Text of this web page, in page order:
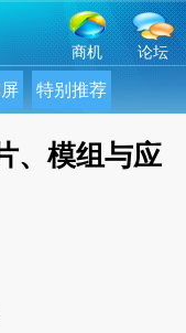
商机 论坛
特别推荐
、模组与应